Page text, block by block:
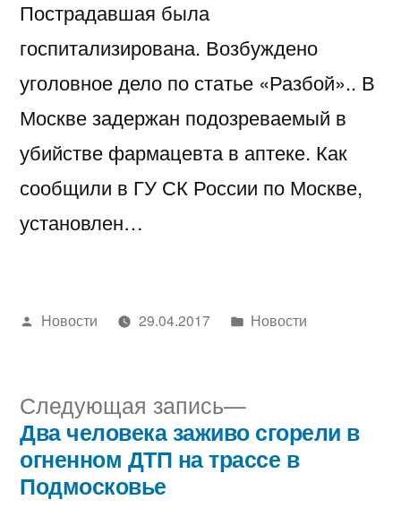
Пострадавшая была
госпитализирована. Возбуждено
уголовное дело по статье «Разбой».. В
Москве задержан подозреваемый в
убийстве фармацевта в аптеке. Как
сообщили в ГУ СК России по Москве,
установлен…
Написано
Новости 29.04.2017
Написано
Новости
Навигация
по
Следующая запись
Следующая
запись:
Два человека заживо сгорели в
огненном ДТП на трассе в
Подмосковье